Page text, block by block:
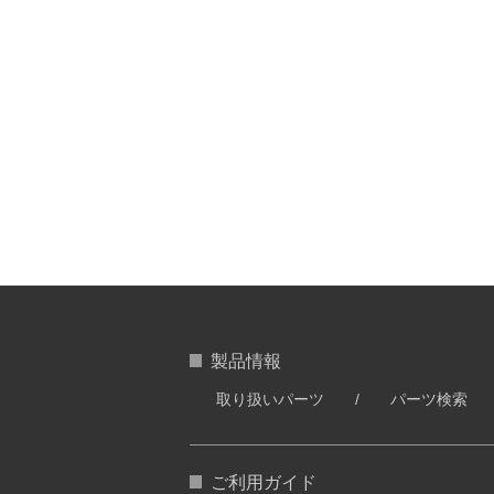
製品情報
取り扱いパーツ パーツ検索
ご利用ガイド